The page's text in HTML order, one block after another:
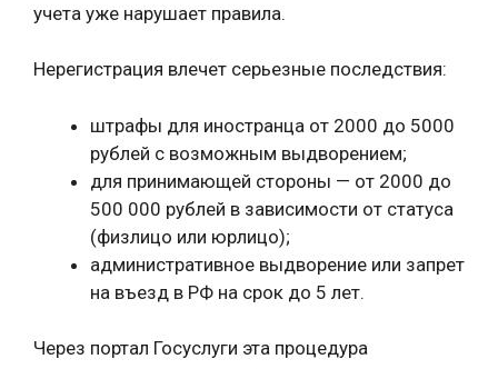
учета уже нарушает правила.
Нерегистрация влечет серьезные последствия:
штрафы для иностранца от 2000 до 5000
рублей с возможным выдворением;
для принимающей стороны — от 2000 до
500 000 рублей в зависимости от статуса
(физлицо или юрлицо);
административное выдворение или запрет
на въезд в РФ на срок до 5 лет.
Через портал Госуслуги эта процедура